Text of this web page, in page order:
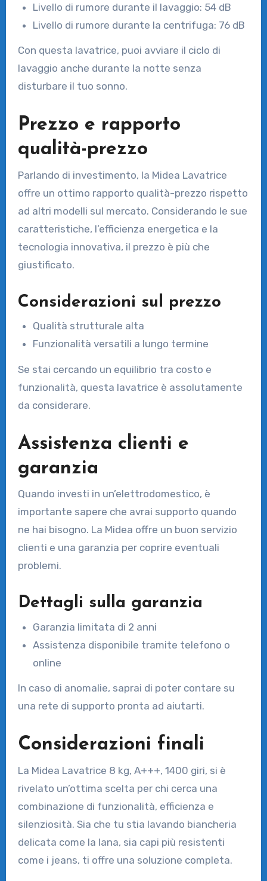
Livello di rumore durante il lavaggio: 54 dB
Livello di rumore durante la centrifuga: 76 dB
Con questa lavatrice, puoi avviare il ciclo di
lavaggio anche durante la notte senza
disturbare il tuo sonno.
Prezzo e rapporto
qualità-prezzo
Parlando di investimento, la Midea Lavatrice
offre un ottimo rapporto qualità-prezzo rispetto
ad altri modelli sul mercato. Considerando le sue
caratteristiche, l’efficienza energetica e la
tecnologia innovativa, il prezzo è più che
giustificato.
Considerazioni sul prezzo
Qualità strutturale alta
Funzionalità versatili a lungo termine
Se stai cercando un equilibrio tra costo e
funzionalità, questa lavatrice è assolutamente
da considerare.
Assistenza clienti e
garanzia
Quando investi in un’elettrodomestico, è
importante sapere che avrai supporto quando
ne hai bisogno. La Midea offre un buon servizio
clienti e una garanzia per coprire eventuali
problemi.
Dettagli sulla garanzia
Garanzia limitata di 2 anni
Assistenza disponibile tramite telefono o
online
In caso di anomalie, saprai di poter contare su
una rete di supporto pronta ad aiutarti.
Considerazioni finali
La Midea Lavatrice 8 kg, A+++, 1400 giri, si è
rivelato un’ottima scelta per chi cerca una
combinazione di funzionalità, efficienza e
silenziosità. Sia che tu stia lavando biancheria
delicata come la lana, sia capi più resistenti
come i jeans, ti offre una soluzione completa.